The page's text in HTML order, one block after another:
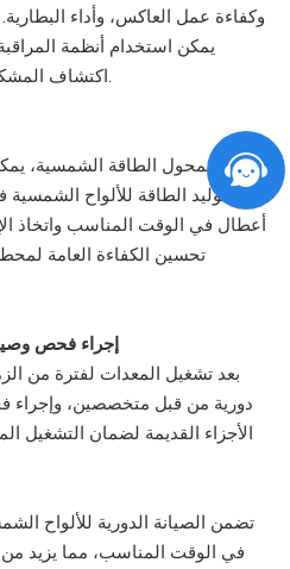
وكفاءة عمل العاكس، وأداء
يمكن استخدام أنظمة المراقبة
اكتشاف المشكلات وحلها في الوقت المناسب.
أداء توليد الطاقة للألواح
أعطال في الوقت المناسب واتخاذ
تحسين الكفاءة العامة
5. إجراء فحص
بعد تشغيل المعدات لفترة من
دورية من قبل متخصصين، وإجراء
الأجزاء القديمة لضمان التشغيل
تضمن الصيانة الدورية للألواح
في الوقت المناسب، مما يزيد من